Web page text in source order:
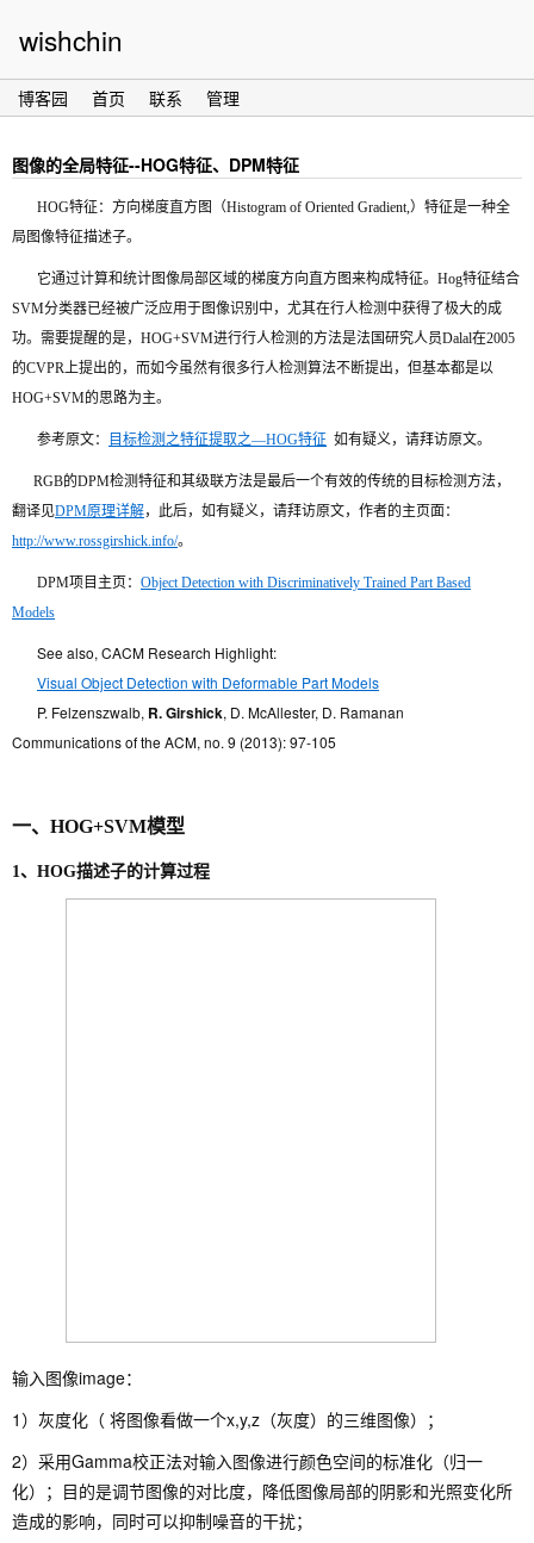
wishchin
博客园 首页 联系 管理
图像的全局特征--HOG特征、DPM特征
HOG特征：方向梯度直方图（Histogram of Oriented Gradient,）特征是一种全
局图像特征描述子。
它通过计算和统计图像局部区域的梯度方向直方图来构成特征。Hog特征结合
SVM分类器已经被广泛应用于图像识别中，尤其在行人检测中获得了极大的成
功。需要提醒的是，HOG+SVM进行行人检测的方法是法国研究人员Dalal在2005
的CVPR上提出的，而如今虽然有很多行人检测算法不断提出，但基本都是以
HOG+SVM的思路为主。
参考原文： 目标检测之特征提取之—HOG特征 如有疑义，请拜访原文。
RGB的DPM检测特征和其级联方法是最后一个有效的传统的目标检测方法，
翻译见DPM原理详解，此后，如有疑义，请拜访原文，作者的主页面：
http://www.rossgirshick.info/。
DPM项目主页： Object Detection with Discriminatively Trained Part Based
Models
See also, CACM Research Highlight:
Visual Object Detection with Deformable Part Models
P. Felzenszwalb, R. Girshick, D. McAllester, D. Ramanan
Communications of the ACM, no. 9 (2013): 97-105
一、HOG+SVM模型
1、HOG描述子的计算过程
输入图像image：
1）灰度化（ 将图像看做一个x,y,z（灰度）的三维图像）；
2）采用Gamma校正法对输入图像进行颜色空间的标准化（归一
化）；目的是调节图像的对比度，降低图像局部的阴影和光照变化所
造成的影响，同时可以抑制噪音的干扰；